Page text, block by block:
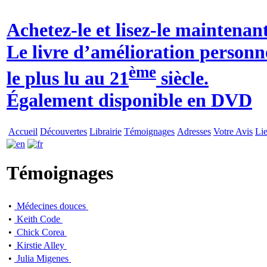
Achetez-le et lisez-le
Le livre d’amélioration
le plus lu au 21ème siècle.
Également disponible en DVD
Accueil Découvertes Librairie Témoignages Adresses Votre Avis
Témoignages
• Médecines douces
• Keith Code
• Chick Corea
• Kirstie Alley
• Julia Migenes